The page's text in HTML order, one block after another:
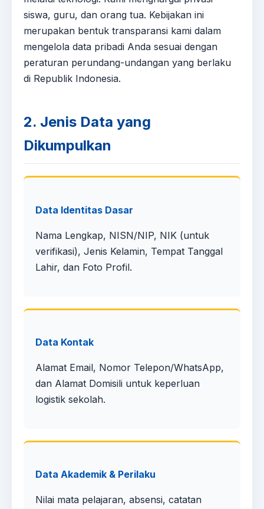
siswa, guru, dan orang tua. Kebijakan ini
merupakan bentuk transparansi kami dalam
mengelola data pribadi Anda sesuai dengan
peraturan perundang-undangan yang berlaku
di Republik Indonesia.
2. Jenis Data yang
Dikumpulkan
Data Identitas Dasar
Nama Lengkap, NISN/NIP, NIK (untuk
verifikasi), Jenis Kelamin, Tempat Tanggal
Lahir, dan Foto Profil.
Data Kontak
Alamat Email, Nomor Telepon/WhatsApp,
dan Alamat Domisili untuk keperluan
logistik sekolah.
Data Akademik & Perilaku
Nilai mata pelajaran, absensi, catatan